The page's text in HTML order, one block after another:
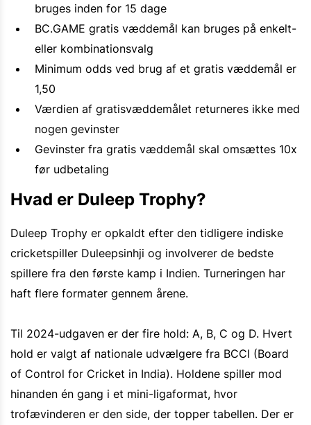
bruges inden for 15 dage
BC.GAME gratis væddemål kan bruges på enkelt-
eller kombinationsvalg
Minimum odds ved brug af et gratis væddemål er
1,50
Værdien af gratisvæddemålet returneres ikke med
nogen gevinster
Gevinster fra gratis væddemål skal omsættes 10x
før udbetaling
Hvad er Duleep Trophy?
Duleep Trophy er opkaldt efter den tidligere indiske
cricketspiller Duleepsinhji og involverer de bedste
spillere fra den første kamp i Indien. Turneringen har
haft flere formater gennem årene.
Til 2024-udgaven er der fire hold: A, B, C og D. Hvert
hold er valgt af nationale udvælgere fra BCCI (Board
of Control for Cricket in India). Holdene spiller mod
hinanden én gang i et mini-ligaformat, hvor
trofævinderen er den side, der topper tabellen. Der er